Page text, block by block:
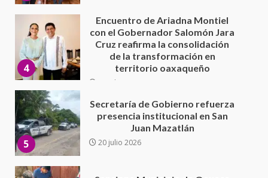
5
Secretaría de Gobierno refuerza
presencia institucional en San
Juan Mazatlán
20 julio 2026
6
Sanciona Municipio de Oaxaca
de Juárez caso de maltrato
animal tras denuncia ciudadana
16 julio 2026